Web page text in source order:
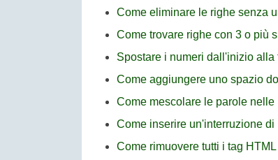
Come eliminare le righe senza
Come trovare righe con 3 o più
Spostare i numeri dall'inizio
Come aggiungere uno spazio
Come mescolare le parole
Come inserire un'interruzione
Come rimuovere tutti i tag